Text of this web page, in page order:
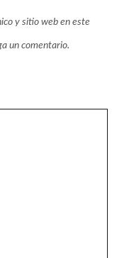
y sitio web en este
un comentario.